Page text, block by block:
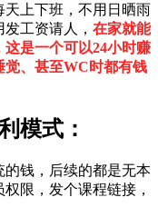
上下班，不用日晒雨
工资请人， 在家就能
是一个可以24小时赚
觉、甚至WC时都有钱
模式：
钱，后续的都是无本
限，发个课程链接，